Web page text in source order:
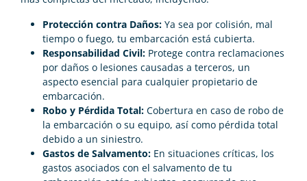
Protección contra Daños: Ya sea por colisión, mal
tiempo o fuego, tu embarcación está cubierta.
Responsabilidad Civil: Protege contra reclamaciones
por daños o lesiones causadas a terceros, un
aspecto esencial para cualquier propietario de
embarcación.
Robo y Pérdida Total: Cobertura en caso de robo de
la embarcación o su equipo, así como pérdida total
debido a un siniestro.
Gastos de Salvamento: En situaciones críticas, los
gastos asociados con el salvamento de tu